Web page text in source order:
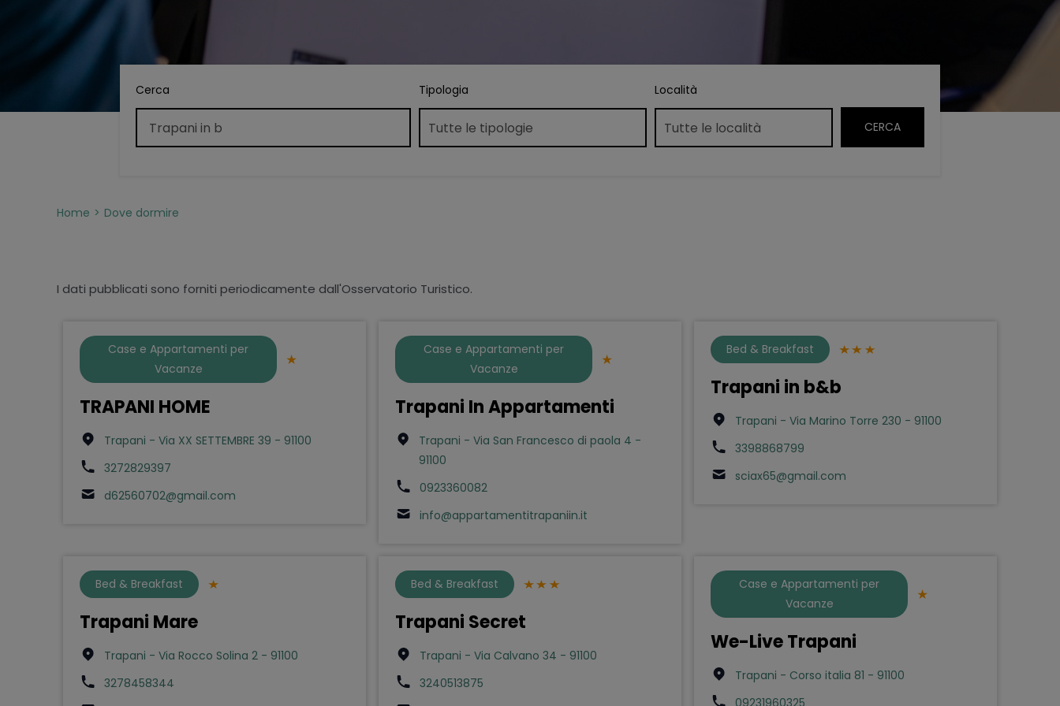
Cerca Tipologia Località
Home Dove dormire
I dati pubblicati sono forniti periodicamente dall'Osservatorio Turistico.
Case e Appartamenti per
Vacanze
TRAPANI HOME
Trapani - Via XX SETTEMBRE 39 - 91100
3272829397
d62560702@gmail.com
Case e Appartamenti per
Vacanze
Trapani In Appartamenti
Trapani - Via San Francesco di paola 4 -
91100
0923360082
info@appartamentitrapaniin.it
Bed & Breakfast
Trapani in b&b
Trapani - Via Marino Torre 230 - 91100
3398868799
sciax65@gmail.com
Bed & Breakfast
Trapani Mare
Trapani - Via Rocco Solina 2 - 91100
3278458344
Bed & Breakfast
Trapani Secret
Trapani - Via Calvano 34 - 91100
3240513875
Case e Appartamenti per
Vacanze
We-Live Trapani
Trapani - Corso italia 81 - 91100
09231960325